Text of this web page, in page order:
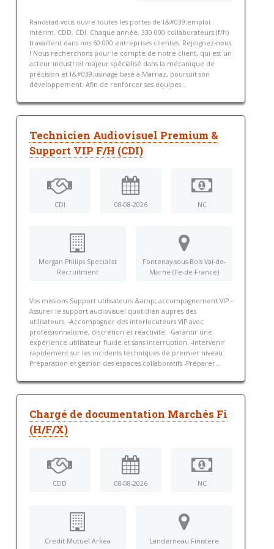
Randstad vous ouvre toutes les portes de l&#039;emploi :
intérim, CDD, CDI. Chaque année, 330 000 collaborateurs (f/h)
travaillent dans nos 60 000 entreprises clientes. Rejoignez-nous
! Nous recherchons pour le compte de notre client, qui est un
acteur industriel majeur spécialisé dans la mécanique de
précision et l&#039;usinage basé à Marnaz, poursuit son
développement. Afin de renforcer ses équipes...
Technicien Audiovisuel Premium &
Support VIP F/H (CDI)
CDI 08-08-2026 NC
Morgan Philips Specialist
Recruitment
Fontenay-sous-Bois Val-de-
Marne (Ile-de-France)
Vos missions Support utilisateurs &amp; accompagnement VIP -
Assurer le support audiovisuel quotidien auprès des
utilisateurs. -Accompagner des interlocuteurs VIP avec
professionnalisme, discrétion et réactivité. -Garantir une
expérience utilisateur fluide et sans interruption. -Intervenir
rapidement sur les incidents techniques de premier niveau.
Préparation et gestion des espaces collaboratifs -Préparer...
Chargé de documentation Marchés Fi
(H/F/X)
CDD 08-08-2026 NC
Credit Mutuel Arkea
Landerneau Finistère